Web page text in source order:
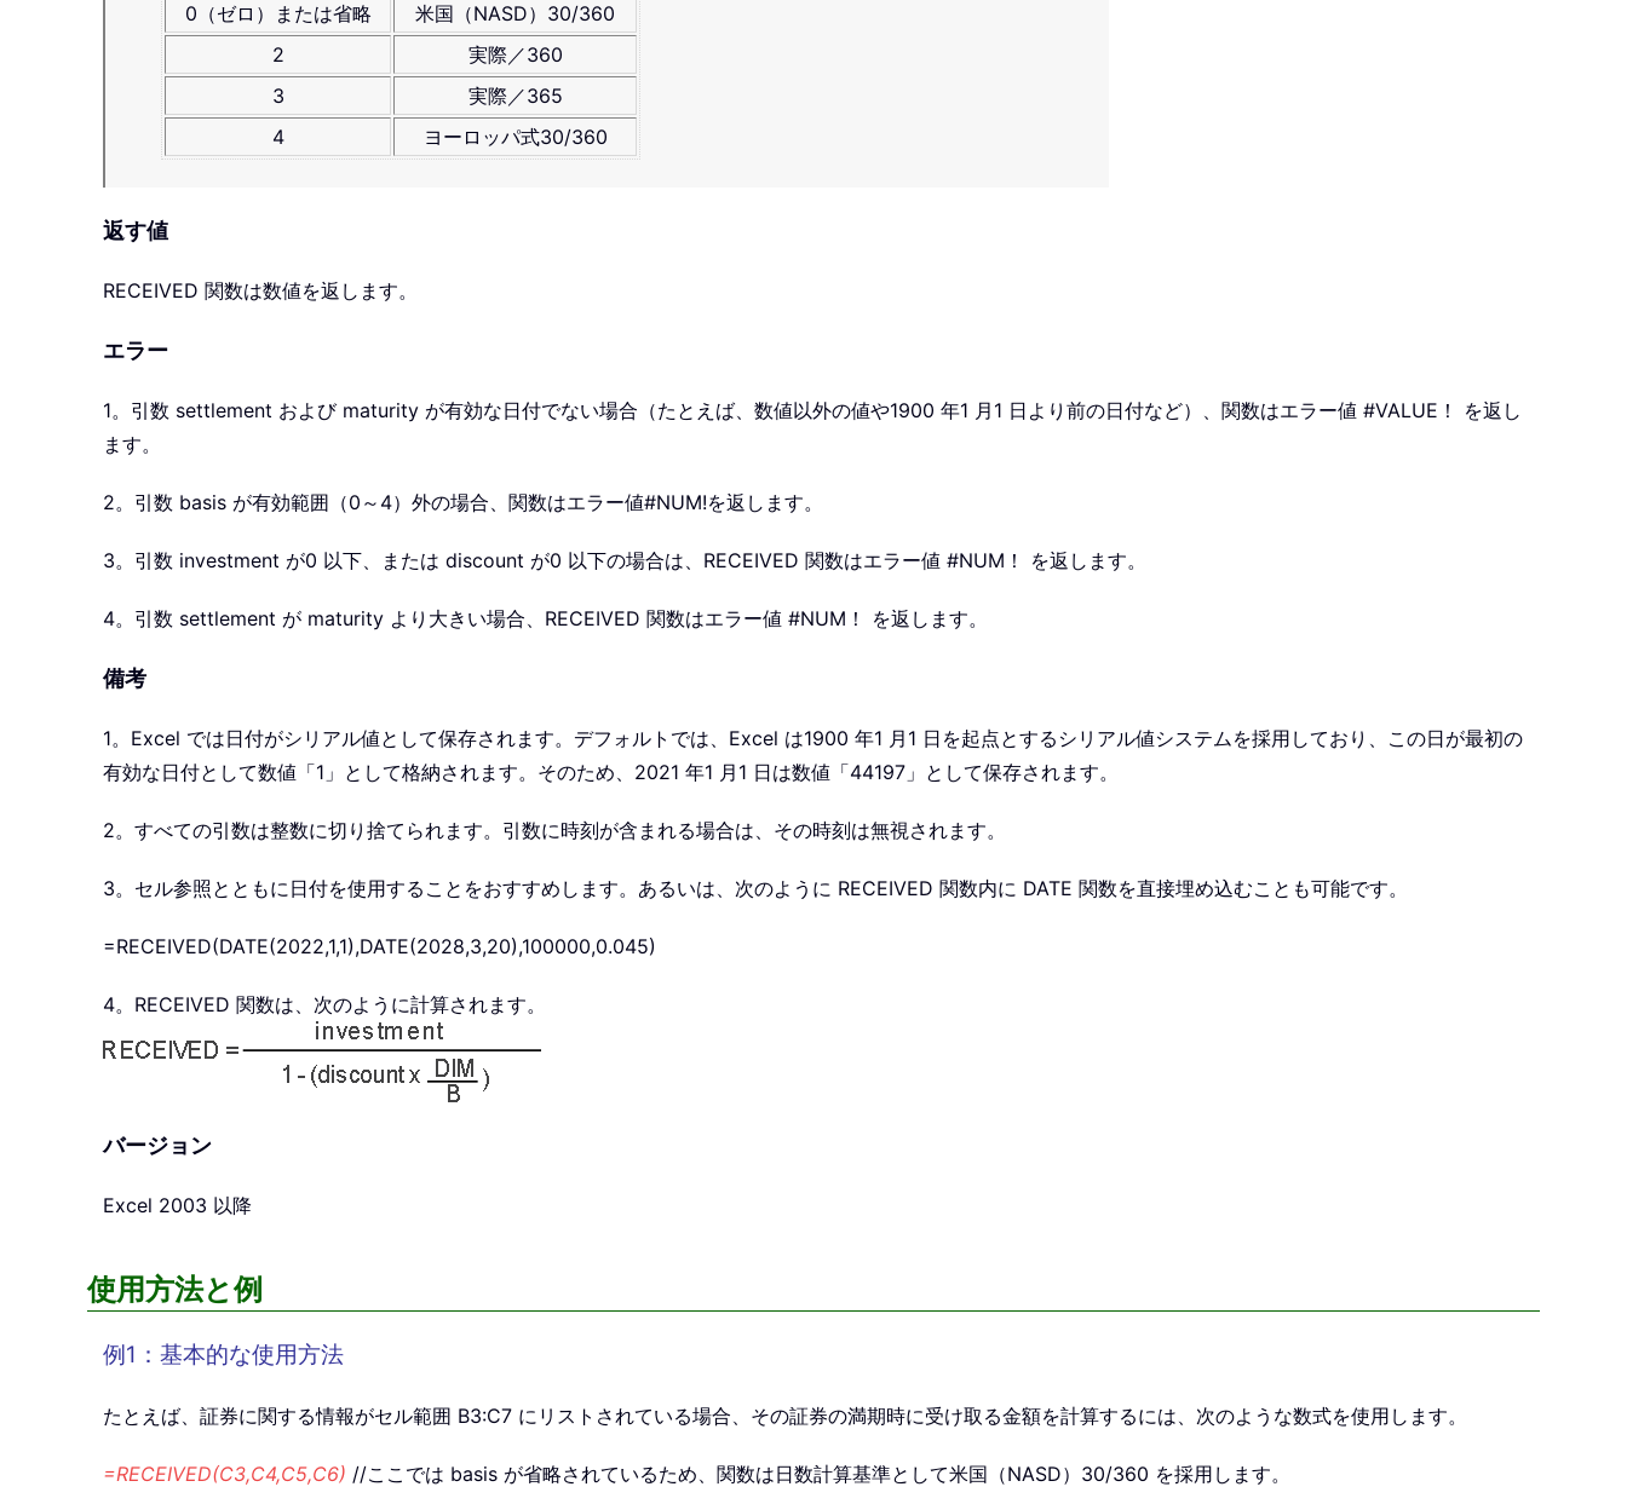
0（ゼロ）または省略
米国（NASD）30/360
2
実際／360
3
実際／365
4
ヨーロッパ式30/360
返す値
RECEIVED 関数は数値を返します。
エラー
1。引数 settlement および maturity が有効な日付でない場合（たとえば、数値以外の値や1900 年1 月1 日より前の日付など）、関数はエラー値 #VALUE！ を返し
ます。
2。引数 basis が有効範囲（0～4）外の場合、関数はエラー値#NUM!を返します。
3。引数 investment が0 以下、または discount が0 以下の場合は、RECEIVED 関数はエラー値 #NUM！ を返します。
4。引数 settlement が maturity より大きい場合、RECEIVED 関数はエラー値 #NUM！ を返します。
備考
1。Excel では日付がシリアル値として保存されます。デフォルトでは、Excel は1900 年1 月1 日を起点とするシリアル値システムを採用しており、この日が最初の
有効な日付として数値「1」として格納されます。そのため、2021 年1 月1 日は数値「44197」として保存されます。
2。すべての引数は整数に切り捨てられます。引数に時刻が含まれる場合は、その時刻は無視されます。
3。セル参照とともに日付を使用することをおすすめします。あるいは、次のように RECEIVED 関数内に DATE 関数を直接埋め込むことも可能です。
=RECEIVED(DATE(2022,1,1),DATE(2028,3,20),100000,0.045)
4。RECEIVED 関数は、次のように計算されます。
バージョン
Excel 2003 以降
使用方法と例
例1：基本的な使用方法
たとえば、証券に関する情報がセル範囲 B3:C7 にリストされている場合、その証券の満期時に受け取る金額を計算するには、次のような数式を使用します。
=RECEIVED(C3,C4,C5,C6) //ここでは basis が省略されているため、関数は日数計算基準として米国（NASD）30/360 を採用します。